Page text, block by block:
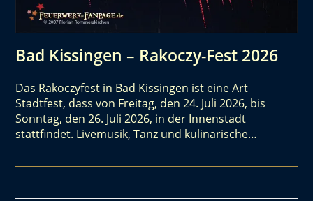
Bad Kissingen – Rakoczy-Fest 2026
Das Rakoczyfest in Bad Kissingen ist eine Art
Stadtfest, dass von Freitag, den 24. Juli 2026, bis
Sonntag, den 26. Juli 2026, in der Innenstadt
stattfindet. Livemusik, Tanz und kulinarische…